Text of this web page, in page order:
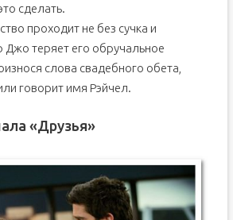
сделать.
проходит не без сучка и
теряет его обручальное
слова свадебного обета,
говорит имя Рэйчел.
«Друзья»